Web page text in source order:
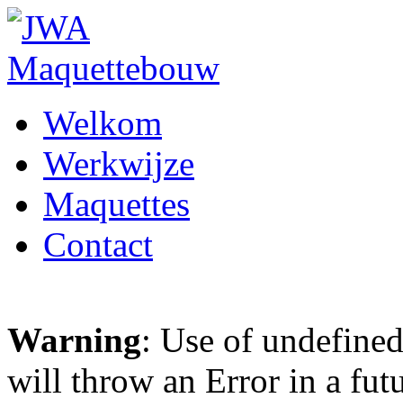
Welkom
Werkwijze
Maquettes
Contact
Warning: Use of
will throw an Error in a